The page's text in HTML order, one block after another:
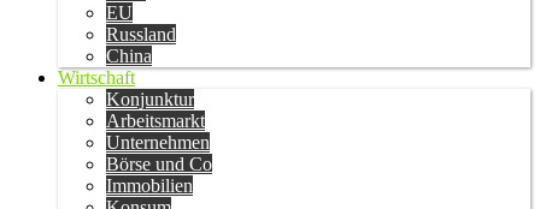
EU
Russland
China
Wirtschaft
Konjunktur
Arbeitsmarkt
Unternehmen
Börse und Co
Immobilien